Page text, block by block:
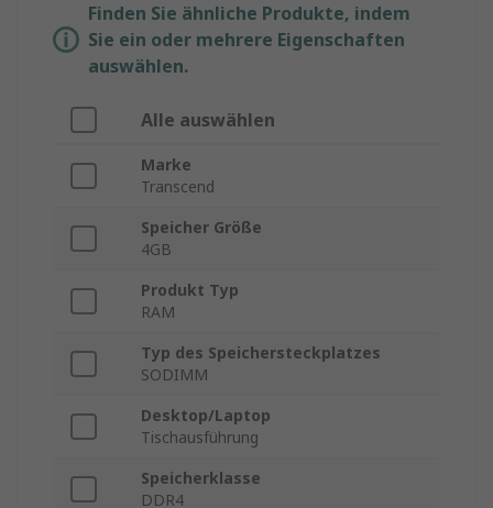
Finden Sie ähnliche Produkte, indem
Sie ein oder mehrere Eigenschaften
auswählen.
Alle auswählen
Marke
Transcend
Speicher Größe
4GB
Produkt Typ
RAM
Typ des Speichersteckplatzes
SODIMM
Desktop/Laptop
Tischausführung
Speicherklasse
DDR4